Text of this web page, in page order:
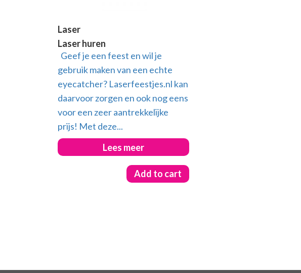
Laser
Laser huren
Geef je een feest en wil je
gebruik maken van een echte
eyecatcher? Laserfeestjes.nl kan
daarvoor zorgen en ook nog eens
voor een zeer aantrekkelijke
prijs! Met deze...
Lees meer
Add to cart